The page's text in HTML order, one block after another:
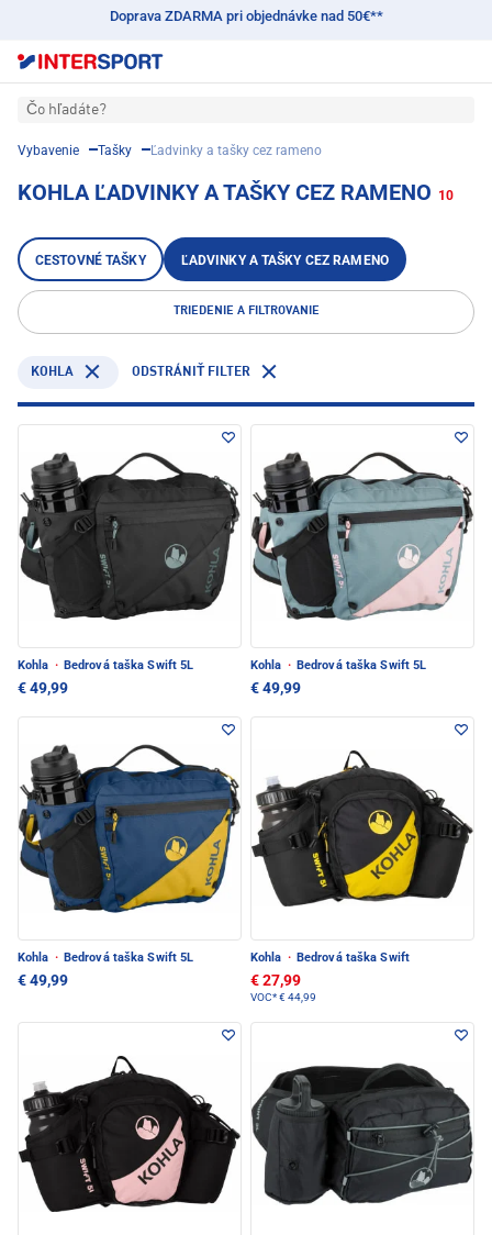
Doprava ZDARMA pri objednávke nad 50€**
Čo hľadáte?
Vybavenie Tašky Ľadvinky a tašky cez rameno
KOHLA ĽADVINKY A TAŠKY CEZ RAMENO 10
CESTOVNÉ TAŠKY ĽADVINKY A TAŠKY CEZ RAMENO
TRIEDENIE A FILTROVANIE
KOHLA ODSTRÁNIŤ FILTER
Kohla · Bedrová taška Swift 5L
€ 49,99
Kohla · Bedrová taška Swift 5L
€ 49,99
Kohla · Bedrová taška Swift 5L
€ 49,99
Kohla · Bedrová taška Swift
€ 27,99
VOC*€ 44,99